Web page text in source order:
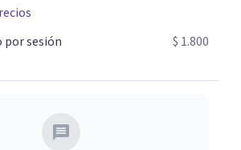
por sesión
$ 1.800